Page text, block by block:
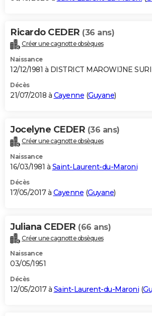
Ricardo CEDER (36 ans)
Créer une cagnotte obsèques
Naissance
12/12/1981 à DISTRICT MAROWIJNE
Décès
21/07/2018 à Cayenne (Guyane)
Jocelyne CEDER (36 ans)
Créer une cagnotte obsèques
Naissance
16/03/1981 à Saint-Laurent-du-Maroni
Décès
17/05/2017 à Cayenne (Guyane)
Juliana CEDER (66 ans)
Créer une cagnotte obsèques
Naissance
03/05/1951
Décès
12/05/2017 à Saint-Laurent-du-Maroni (